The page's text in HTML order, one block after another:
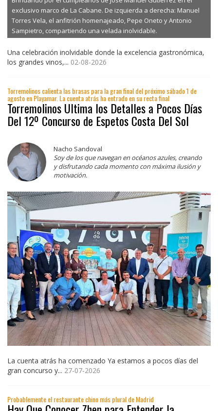
exclusivo marco de La Cabane. De izquierda a derecha: Manuel
Torres Vela, el anfitrión homenajeado, Pepe Oneto y Antonio
Sampietro, compartiendo una velada inolvidable.
Una celebración inolvidable donde la excelencia gastronómica,
los grandes vinos,... 02-08-2026
Torremolinos calienta las brasas para la gran final del próximo sábado 1 de
agosto en Playamar. La cuenta atrás ha entrado en su recta final
Torremolinos Ultima los Detalles a Pocos Días
Del 12º Concurso de Espetos Costa Del Sol
Nacho Sandoval
Soy de los que navegan en océanos azules, creando
y disfrutando cada momento con máxima ilusión y
motivación.
La cuenta atrás ha comenzado Ya estamos a pocos días del
gran concurso y... 27-07-2026
Probablemente el restaurante chino más plural de Madrid